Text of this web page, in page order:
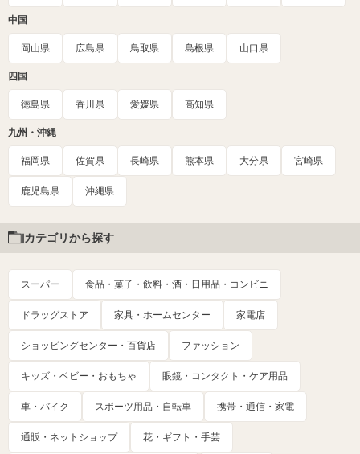
中国
岡山県 広島県 鳥取県 島根県 山口県
四国
徳島県 香川県 愛媛県 高知県
九州・沖縄
福岡県 佐賀県 長崎県 熊本県 大分県 宮崎県
鹿児島県 沖縄県
カテゴリから探す
スーパー 食品・菓子・飲料・酒・日用品・コンビニ
ドラッグストア 家具・ホームセンター 家電店
ショッピングセンター・百貨店 ファッション
キッズ・ベビー・おもちゃ 眼鏡・コンタクト・ケア用品
車・バイク スポーツ用品・自転車 携帯・通信・家電
通販・ネットショップ 花・ギフト・手芸